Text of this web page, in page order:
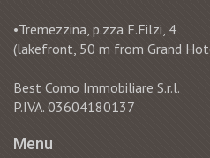
•Tremezzina, p.zza F.Filzi, 4
(lakefront, 50 m from Grand
Best Como Immobiliare S.r.l.
P.IVA. 03604180137
Menu